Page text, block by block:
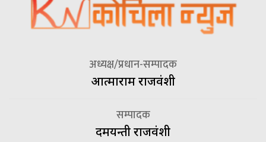
अध्यक्ष/प्रधान-सम्पादक
आत्माराम राजवंशी
सम्पादक
दमयन्ती राजवंशी